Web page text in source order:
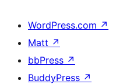
WordPress.com ↗
Matt ↗
bbPress ↗
BuddyPress ↗